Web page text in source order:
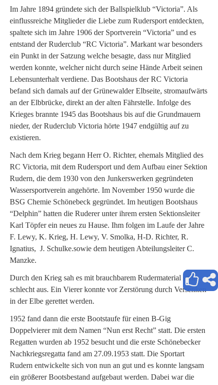
Im Jahre 1894 gründete sich der Ballspielklub “Victoria”. Als
einflussreiche Mitglieder die Liebe zum Rudersport entdeckten,
spaltete sich im Jahre 1906 der Sportverein “Victoria” und es
entstand der Ruderclub “RC Victoria”. Markant war besonders
ein Punkt in der Satzung welche besagte, dass nur Mitglied
werden konnte, welcher nicht durch seine Hände Arbeit seinen
Lebensunterhalt verdiene. Das Bootshaus der RC Victoria
befand sich damals auf der Grünewalder Elbseite, stromaufwärts
an der Elbbrücke, direkt an der alten Fährstelle. Infolge des
Krieges brannte 1945 das Bootshaus bis auf die Grundmauern
nieder, der Ruderclub Victoria hörte 1947 endgültig auf zu
existieren.
Nach dem Krieg begann Herr O. Richter, ehemals Mitglied des
RC Victoria, mit dem Rudersport und dem Aufbau einer Sektion
Rudern, die dem 1930 von den Junkerswerken gegründeten
Wassersportverein angehörte. Im November 1950 wurde die
BSG Chemie Schönebeck gegründet. Im heutigen Bootshaus
“Delphin” hatten die Ruderer unter ihrem ersten Sektionsleiter
Karl Töpfer ein neues zu Hause. Ihm folgen im Laufe der Jahre
F. Lewy, K. Krieg, H. Lewy, V. Smolka, H-D. Richter, R.
Ignatius, J. Schulke.sowie dem heutigen Abteilungsleiter C.
Manzke.
Durch den Krieg sah es mit brauchbarem Rudermaterial sehr
schlecht aus. Ein Vierer konnte vor Zerstörung durch Versenken
in der Elbe gerettet werden.
1952 fand dann die erste Bootstaufe für einen B-Gig
Doppelvierer mit dem Namen “Nun erst Recht” statt. Die ersten
Regatten wurden ab 1952 besucht und die erste Schönebecker
Nachkriegsregatta fand am 27.09.1953 statt. Die Sportart
Rudern entwickelte sich von nun an gut und es konnte langsam
ein größerer Bootsbestand aufgebaut werden. Dabei war die